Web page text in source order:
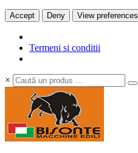
Accept Deny View preferences
Termeni si conditii
×